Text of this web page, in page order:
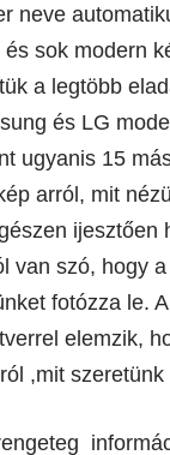
neve
sok modern
a legtöbb
és LG
ugyanis 15
arról, mit
ijesztően
van szó, hogy
fotózza le.
elemzik,
,mit szeretünk